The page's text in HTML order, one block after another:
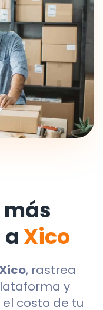
más
Xico
, rastrea
y
costo de tu